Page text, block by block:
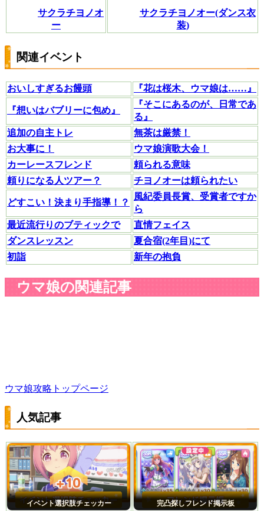
サクラチヨノオ
ー
サクラチヨノオー(ダンス衣
装)
関連イベント
おいしすぎるお饅頭 『花は桜木、ウマ娘は……』
『想いはバブリーに包め』
『そこにあるのが、日常であ
る』
追加の自主トレ
無茶は厳禁！
お大事に！
ウマ娘演歌大会！
カーレースフレンド
頼られる意味
頼りになる人ツアー？
チヨノオーは頼られたい
どすこい！決まり手指導！？
風紀委員長賞、受賞者ですか
ら
最近流行りのブティックで
直情フェイス
ダンスレッスン
夏合宿(2年目)にて
初詣
新年の抱負
ウマ娘の関連記事
ウマ娘攻略トップページ
人気記事
イベント選択肢チェッカー 完凸探しフレンド掲示板